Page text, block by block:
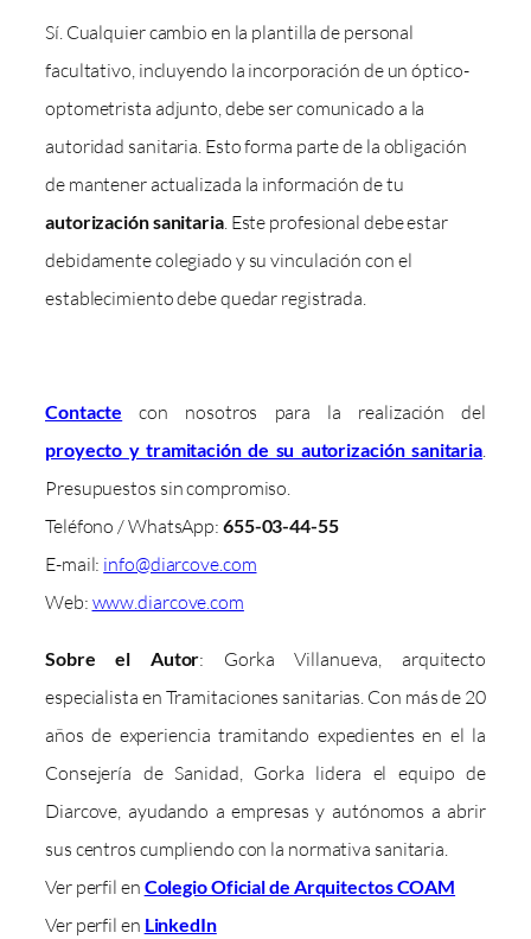
Sí. Cualquier cambio en la plantilla de personal
facultativo, incluyendo la incorporación de un óptico-
optometrista adjunto, debe ser comunicado a la
autoridad sanitaria. Esto forma parte de la obligación
de mantener actualizada la información de tu
autorización sanitaria. Este profesional debe estar
debidamente colegiado y su vinculación con el
establecimiento debe quedar registrada.
Contacte con nosotros para la realización del
proyecto y tramitación de su autorización sanitaria.
Presupuestos sin compromiso.
Teléfono / WhatsApp: 655-03-44-55
E-mail: info@diarcove.com
Web: www.diarcove.com
Sobre el Autor: Gorka Villanueva, arquitecto
especialista en Tramitaciones sanitarias. Con más de 20
años de experiencia tramitando expedientes en el la
Consejería de Sanidad, Gorka lidera el equipo de
Diarcove, ayudando a empresas y autónomos a abrir
sus centros cumpliendo con la normativa sanitaria.
Ver perfil en Colegio Oficial de Arquitectos COAM
Ver perfil en LinkedIn